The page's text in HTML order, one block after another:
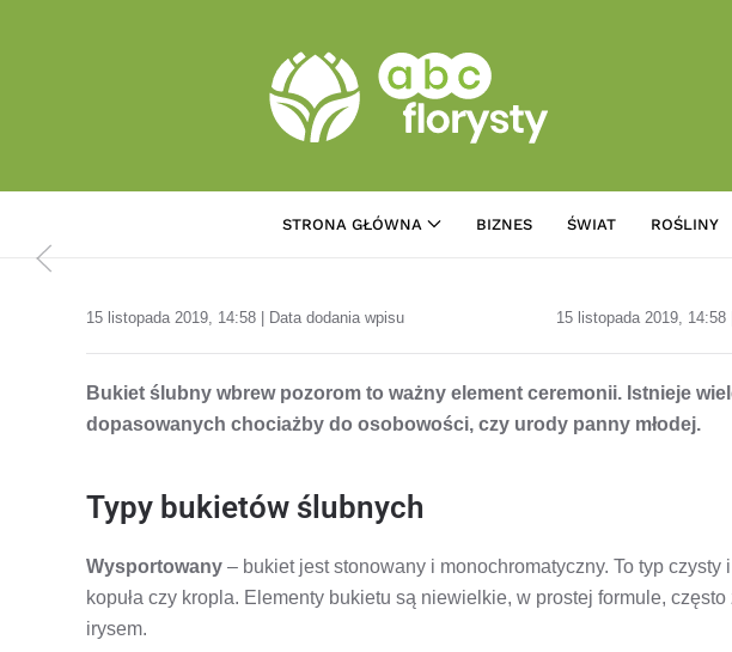
STRONA GŁÓWNA BIZNES ŚWIAT ROŚLINY
15 listopada 2019, 14:58 | Data dodania wpisu 15 listopada 2019,
Bukiet ślubny wbrew pozorom to ważny element ceremonii. Istnieje
dopasowanych chociażby do osobowości, czy urody panny młodej.
Typy bukietów ślubnych
Wysportowany – bukiet jest stonowany i monochromatyczny. To typ
kopuła czy kropla. Elementy bukietu są niewielkie, w prostej formule,
irysem.